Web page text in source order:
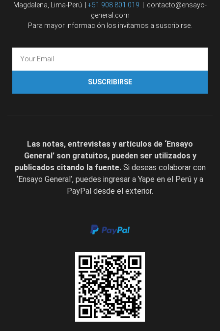
Magdalena, Lima-Perú | +51 908 801 019 | contacto@ensayo-
general.com
Para mayor información los invitamos a suscribirse.
SUSCRIBIRSE
Las notas, entrevistas y artículos de ‘Ensayo
General’ son gratuitos, pueden ser utilizados y
publicados citando la fuente. Si deseas colaborar con
‘Ensayo General’, puedes ingresar a Yape en el Perú y a
PayPal desde el exterior.